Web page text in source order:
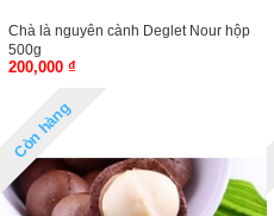
Chà là nguyên cành Deglet Nour hộp
500g
200,000 ₫
Còn hàng